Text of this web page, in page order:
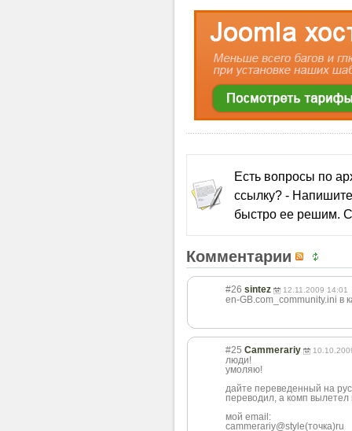
Есть вопросы по
ссылку? -
быстро ее решим.
Комментарии
#26 sintez 12.11.2009 14:01
en-GB.com_community.ini в
#25 Cammerariy
люди!
умоляю!
дайте переведенный на
переводил, а комп
мой email:
cammerariy@styl e(точка)ru